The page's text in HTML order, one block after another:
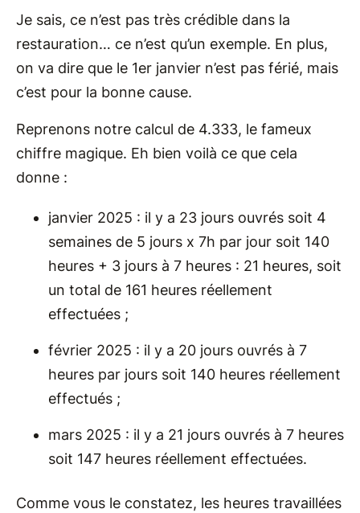
Je sais, ce n’est pas très crédible dans la
restauration… ce n’est qu’un exemple. En plus,
on va dire que le 1er janvier n’est pas férié, mais
c’est pour la bonne cause.
Reprenons notre calcul de 4.333, le fameux
chiffre magique. Eh bien voilà ce que cela
donne :
janvier 2025 : il y a 23 jours ouvrés soit 4
semaines de 5 jours x 7h par jour soit 140
heures + 3 jours à 7 heures : 21 heures, soit
un total de 161 heures réellement
effectuées ;
février 2025 : il y a 20 jours ouvrés à 7
heures par jours soit 140 heures réellement
effectués ;
mars 2025 : il y a 21 jours ouvrés à 7 heures
soit 147 heures réellement effectuées.
Comme vous le constatez, les heures travaillées